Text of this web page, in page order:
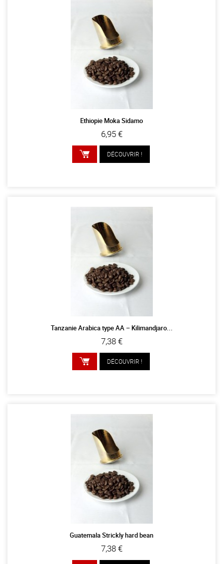
Ethiopie Moka Sidamo
6,95 €
DÉCOUVRIR !
Tanzanie Arabica type AA – Kilimandjaro...
7,38 €
DÉCOUVRIR !
Guatemala Strickly hard bean
7,38 €